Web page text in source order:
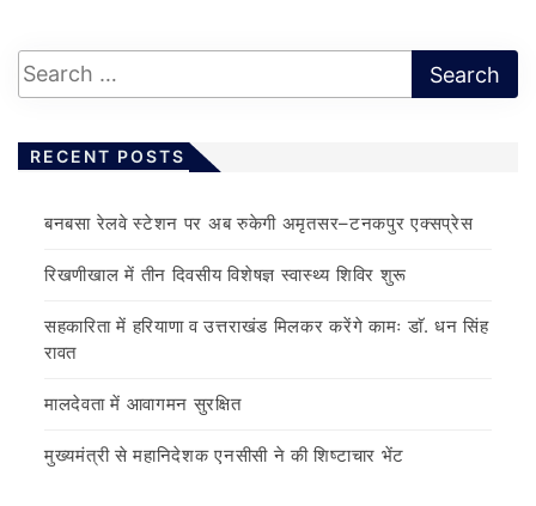
RECENT POSTS
बनबसा रेलवे स्टेशन पर अब रुकेगी अमृतसर–टनकपुर एक्सप्रेस
रिखणीखाल में तीन दिवसीय विशेषज्ञ स्वास्थ्य शिविर शुरू
सहकारिता में हरियाणा व उत्तराखंड मिलकर करेंगे कामः डाॅ. धन सिंह
रावत
मालदेवता में आवागमन सुरक्षित
मुख्यमंत्री से महानिदेशक एनसीसी ने की शिष्टाचार भेंट